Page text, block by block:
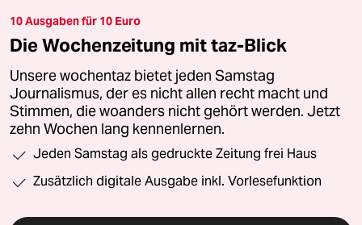
10 Ausgaben für 10 Euro
Die Wochenzeitung mit taz-Blick
Unsere wochentaz bietet jeden Samstag
Journalismus, der es nicht allen recht macht und
Stimmen, die woanders nicht gehört werden. Jetzt
zehn Wochen lang kennenlernen.
Jeden Samstag als gedruckte Zeitung frei Haus
Zusätzlich digitale Ausgabe inkl. Vorlesefunktion